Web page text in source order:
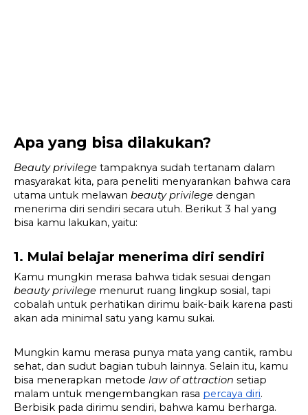
Apa yang bisa dilakukan?
Beauty privilege tampaknya sudah tertanam dalam
masyarakat kita, para peneliti menyarankan bahwa cara
utama untuk melawan beauty privilege dengan
menerima diri sendiri secara utuh. Berikut 3 hal yang
bisa kamu lakukan, yaitu:
1. Mulai belajar menerima diri sendiri
beauty privilege menurut ruang lingkup sosial, tapi
cobalah untuk perhatikan dirimu baik-baik karena pasti
akan ada minimal satu yang kamu sukai.
Mungkin kamu merasa punya mata yang cantik, rambu
sehat, dan sudut bagian tubuh lainnya. Selain itu, kamu
bisa menerapkan metode law of attraction setiap
malam untuk mengembangkan rasa percaya diri.
Berbisik pada dirimu sendiri, bahwa kamu berharga.